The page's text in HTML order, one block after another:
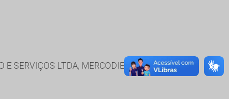
E SERVIÇOS LTDA, MERCODIESEL